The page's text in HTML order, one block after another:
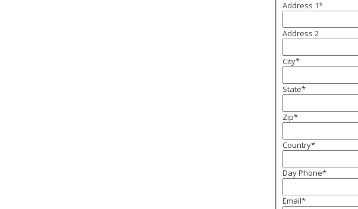
Address 1*
Address 2
City*
State*
Zip*
Country*
Day Phone*
Email*